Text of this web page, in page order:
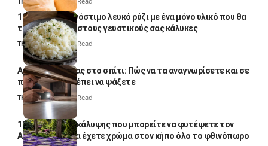
10 φορές ποιο νόστιμο λευκό ρύζι με ένα μόνο υλικό που θα
το απογειώσει στους γευστικούς σας κάλυκες
Thali Ombre4 Min Read
Αυγά κατσαρίδας στο σπίτι: Πώς να τα αναγνωρίσετε και σε
ποια σημεία πρέπει να ψάξετε
Thali Ombre4 Min Read
12 φυτά εδαφοκάλυψης που μπορείτε να φυτέψετε τον
Αύγουστο για να έχετε χρώμα στον κήπο όλο το φθινόπωρο